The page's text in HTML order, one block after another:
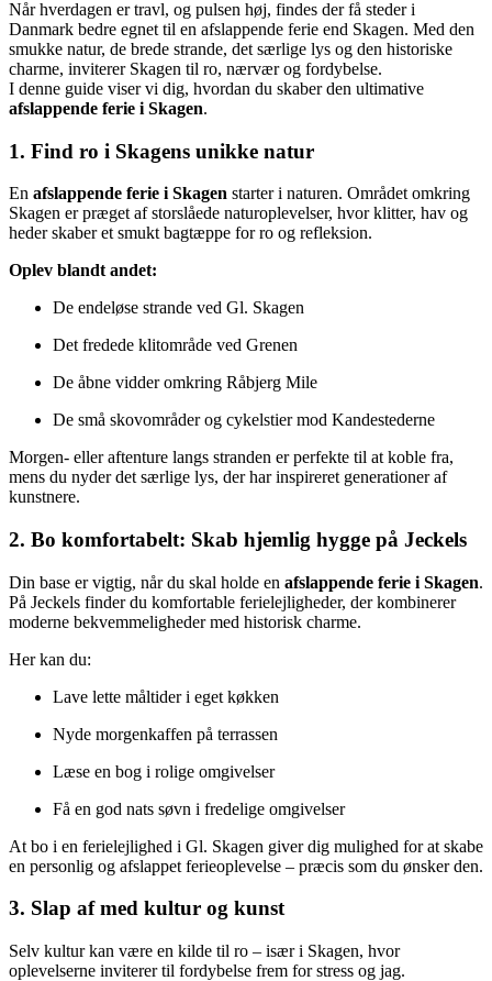
Når hverdagen er travl, og pulsen høj, findes der få steder i
Danmark bedre egnet til en afslappende ferie end Skagen. Med den
smukke natur, de brede strande, det særlige lys og den historiske
charme, inviterer Skagen til ro, nærvær og fordybelse.
I denne guide viser vi dig, hvordan du skaber den ultimative
afslappende ferie i Skagen.
1. Find ro i Skagens unikke natur
En afslappende ferie i Skagen starter i naturen. Området omkring
Skagen er præget af storslåede naturoplevelser, hvor klitter, hav og
heder skaber et smukt bagtæppe for ro og refleksion.
Oplev blandt andet:
De endeløse strande ved Gl. Skagen
Det fredede klitområde ved Grenen
De åbne vidder omkring Råbjerg Mile
De små skovområder og cykelstier mod Kandestederne
Morgen- eller aftenture langs stranden er perfekte til at koble fra,
mens du nyder det særlige lys, der har inspireret generationer af
kunstnere.
2. Bo komfortabelt: Skab hjemlig hygge på Jeckels
Din base er vigtig, når du skal holde en afslappende ferie i Skagen.
På Jeckels finder du komfortable ferielejligheder, der kombinerer
moderne bekvemmeligheder med historisk charme.
Her kan du:
Lave lette måltider i eget køkken
Nyde morgenkaffen på terrassen
Læse en bog i rolige omgivelser
Få en god nats søvn i fredelige omgivelser
At bo i en ferielejlighed i Gl. Skagen giver dig mulighed for at skabe
en personlig og afslappet ferieoplevelse – præcis som du ønsker den.
3. Slap af med kultur og kunst
Selv kultur kan være en kilde til ro – især i Skagen, hvor
oplevelserne inviterer til fordybelse frem for stress og jag.